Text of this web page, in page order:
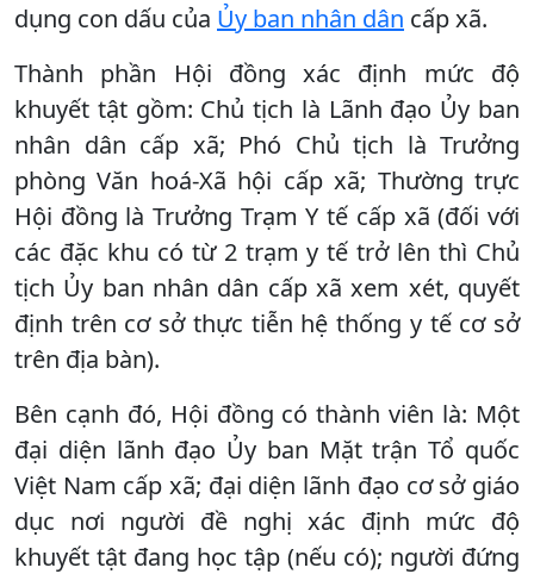
dụng con dấu của Ủy ban nhân dân cấp xã.
Thành phần Hội đồng xác định mức độ
khuyết tật gồm: Chủ tịch là Lãnh đạo Ủy ban
nhân dân cấp xã; Phó Chủ tịch là Trưởng
phòng Văn hoá-Xã hội cấp xã; Thường trực
Hội đồng là Trưởng Trạm Y tế cấp xã (đối với
các đặc khu có từ 2 trạm y tế trở lên thì Chủ
tịch Ủy ban nhân dân cấp xã xem xét, quyết
định trên cơ sở thực tiễn hệ thống y tế cơ sở
trên địa bàn).
Bên cạnh đó, Hội đồng có thành viên là: Một
đại diện lãnh đạo Ủy ban Mặt trận Tổ quốc
Việt Nam cấp xã; đại diện lãnh đạo cơ sở giáo
dục nơi người đề nghị xác định mức độ
khuyết tật đang học tập (nếu có); người đứng